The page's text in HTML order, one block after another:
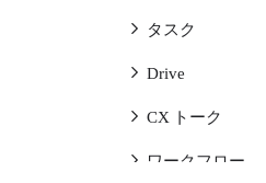
タスク
Drive
CX トーク
ワークフロー